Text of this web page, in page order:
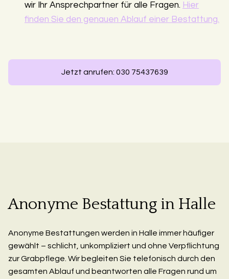
wir Ihr Ansprechpartner für alle Fragen. Hier
finden Sie den genauen Ablauf einer Bestattung.
Jetzt anrufen: 030 75437639
Anonyme Bestattung in Halle
Anonyme Bestattungen werden in Halle immer häufiger
gewählt – schlicht, unkompliziert und ohne Verpflichtung
zur Grabpflege. Wir begleiten Sie telefonisch durch den
gesamten Ablauf und beantworten alle Fragen rund um